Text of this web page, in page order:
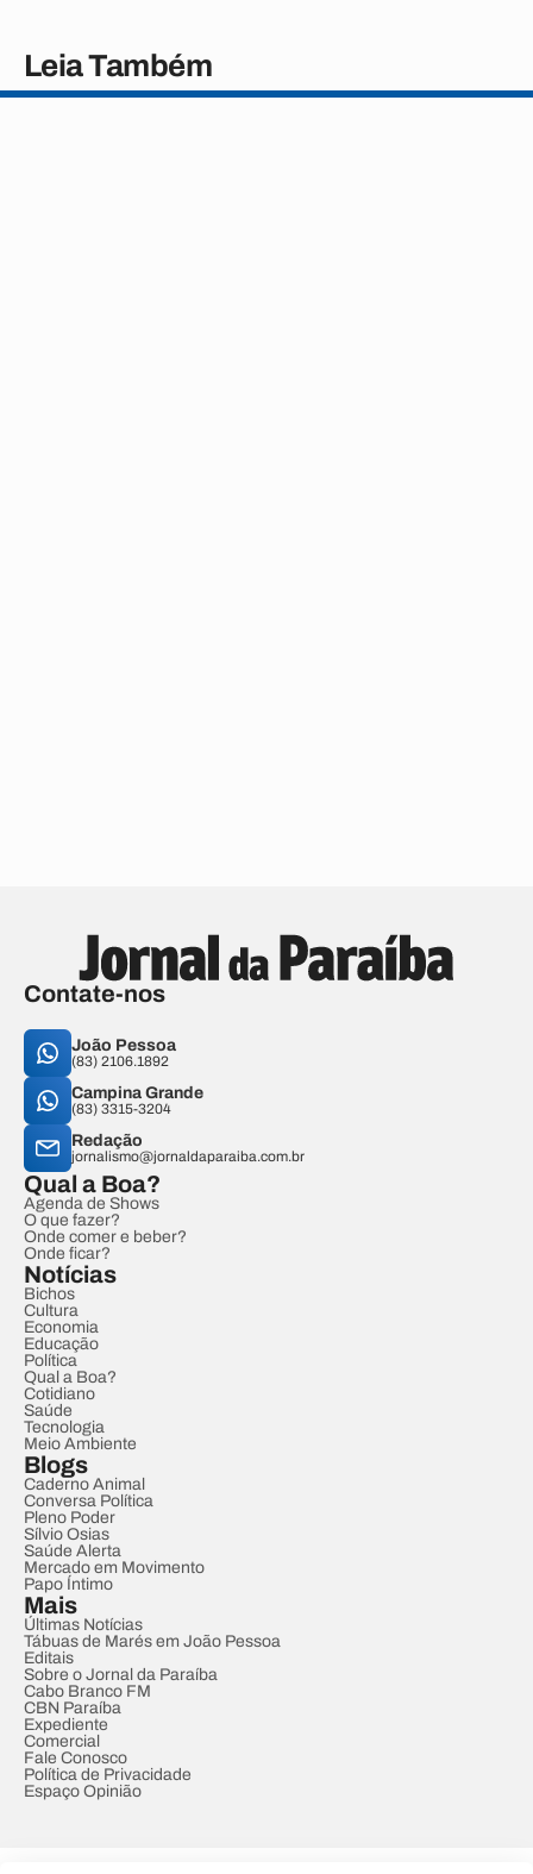
Leia Também
Contate-nos
João Pessoa
(83) 2106.1892
Campina Grande
(83) 3315-3204
Redação
jornalismo@jornaldaparaiba.com.br
Qual a Boa?
Agenda de Shows
O que fazer?
Onde comer e beber?
Onde ficar?
Notícias
Bichos
Cultura
Economia
Educação
Política
Qual a Boa?
Cotidiano
Saúde
Tecnologia
Meio Ambiente
Blogs
Caderno Animal
Conversa Política
Pleno Poder
Sílvio Osias
Saúde Alerta
Mercado em Movimento
Papo Íntimo
Mais
Últimas Notícias
Tábuas de Marés em João Pessoa
Editais
Sobre o Jornal da Paraíba
Cabo Branco FM
CBN Paraíba
Expediente
Comercial
Fale Conosco
Política de Privacidade
Espaço Opinião